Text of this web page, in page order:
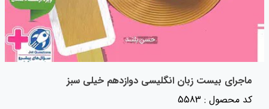
ماجرای بیست زبان انگلیسی دوازدهم خیلی سبز
کد محصول : 5583